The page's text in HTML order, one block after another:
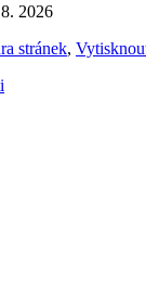
2026
stránek,